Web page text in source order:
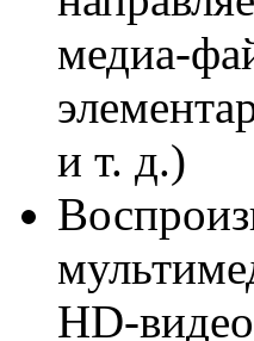
медиа-
и т. д.)
HD-